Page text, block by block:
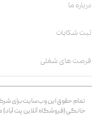
تمام حقوق اين وب‌سايت برای
خانگی (فروشگاه آنلاین پت آباد) محفوظ
درباره ما
ثبت شکایات
فرصت های شغلی